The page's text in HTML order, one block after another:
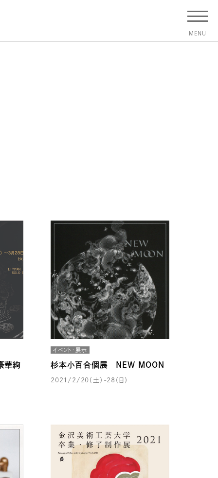
華絢
イベント・展示
杉本小百合個展 NEW MOON
2021/2/20（土）-28（日）